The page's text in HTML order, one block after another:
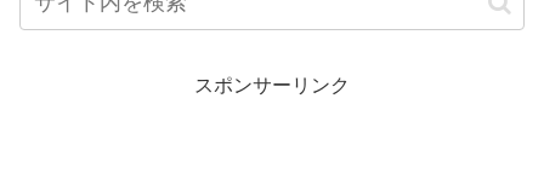
スポンサーリンク